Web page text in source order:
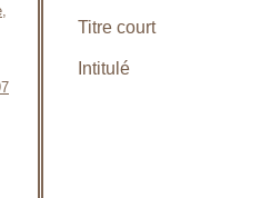
Titre court
Intitulé